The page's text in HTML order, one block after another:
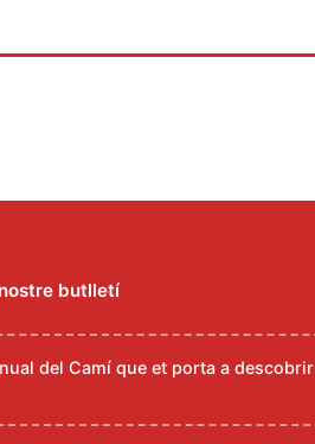
butlletí
del Camí que et porta a descobrir